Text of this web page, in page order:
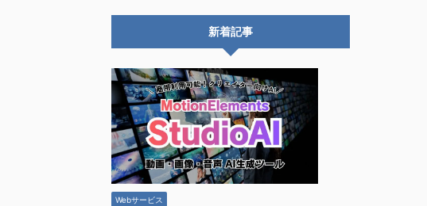
新着記事
Webサービス